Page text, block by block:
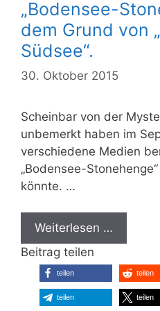
„Bodensee-
dem Grund von
Südsee“.
30. Oktober 2015
Scheinbar von der
unbemerkt haben im
verschiedene Medien
„Bodensee-
könnte. …
Weiterlesen …
Beitrag teilen
teilen teilen
teilen teilen